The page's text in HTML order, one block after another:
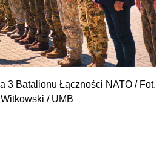
3 Batalionu Łączności NATO / Fot.
/ UMB